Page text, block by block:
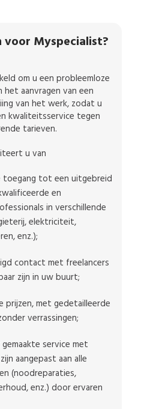
voor Myspecialist?
om u een probleemloze
aanvragen van een
van het werk, zodat u
kwaliteitsservice tegen
tarieven.
u van
toegang tot een uitgebreid
en
in verschillende
elektriciteit,
enz.);
contact met freelancers
zijn in uw buurt;
prijzen, met gedetailleerde
verrassingen;
service met
aangepast aan alle
(noodreparaties,
enz.) door ervaren